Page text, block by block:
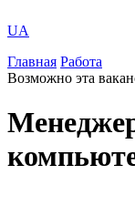
UA
Главная Работа
Возможно эта